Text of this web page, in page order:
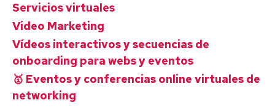
Servicios virtuales
Video Marketing
Vídeos interactivos y secuencias de
onboarding para webs y eventos
🥇 Eventos y conferencias online virtuales de
networking